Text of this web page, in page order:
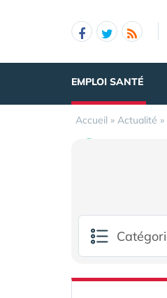
EMPLOI SANTÉ
Accueil » Actualité »